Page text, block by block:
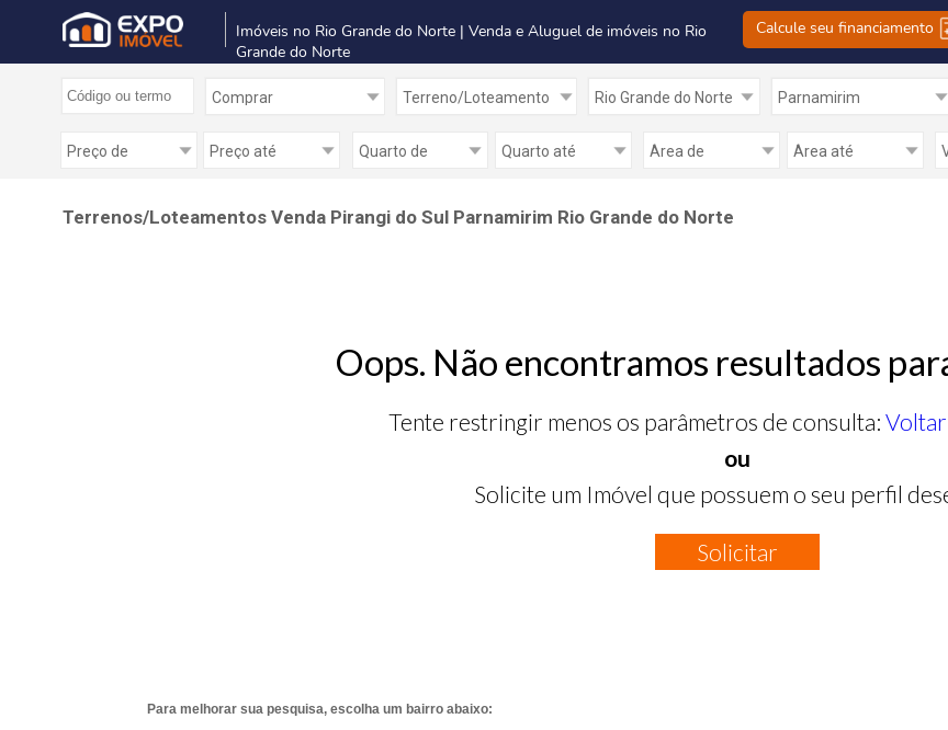
Imóveis no Rio Grande do Norte | Venda e Aluguel de imóveis no Rio
Grande do Norte
Calcule seu financiamento
Terrenos/Loteamentos Venda Pirangi do Sul Parnamirim Rio Grande do Norte
Oops. Não encontramos resultados
Tente restringir menos os parâmetros de consulta:
ou
Solicite um Imóvel que possuem o seu perfil
Solicitar
Para melhorar sua pesquisa, escolha um bairro abaixo: